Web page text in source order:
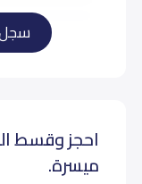
تمهيدي (KG 3)
احجز وقسط
ميسرة.